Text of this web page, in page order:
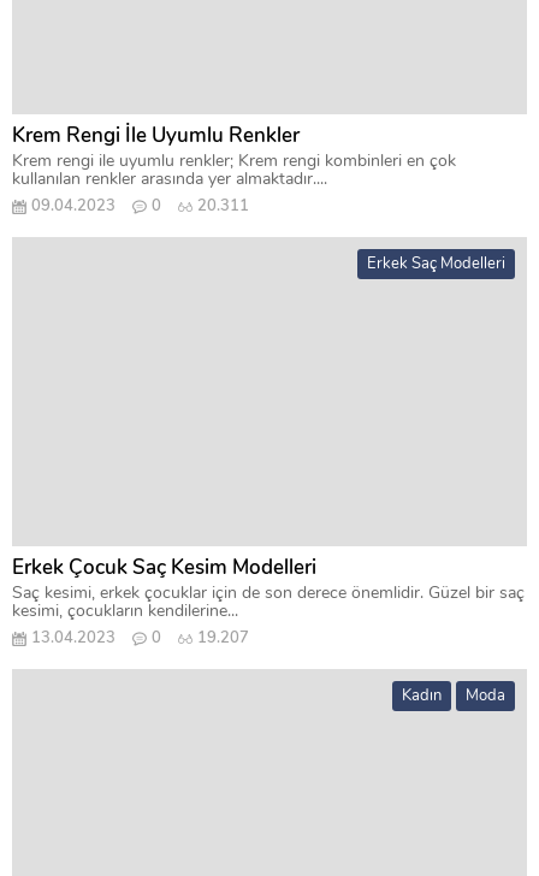
Krem Rengi İle Uyumlu Renkler
Krem rengi ile uyumlu renkler; Krem rengi kombinleri en çok
kullanılan renkler arasında yer almaktadır....
09.04.2023 0 20.311
Erkek Saç Modelleri
Erkek Çocuk Saç Kesim Modelleri
Saç kesimi, erkek çocuklar için de son derece önemlidir. Güzel bir saç
kesimi, çocukların kendilerine...
13.04.2023 0 19.207
Kadın Moda